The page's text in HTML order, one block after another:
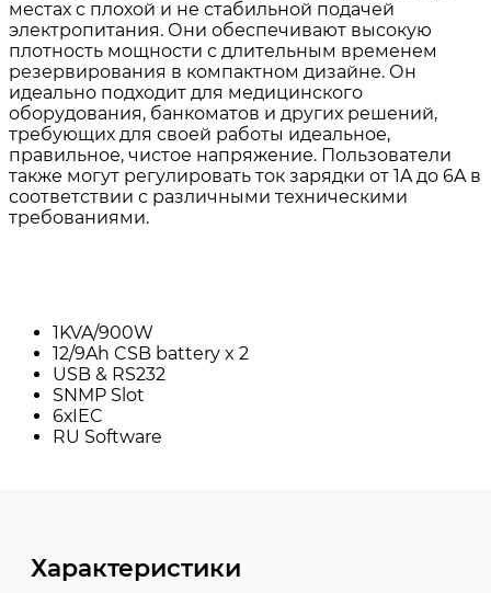
Характеристики